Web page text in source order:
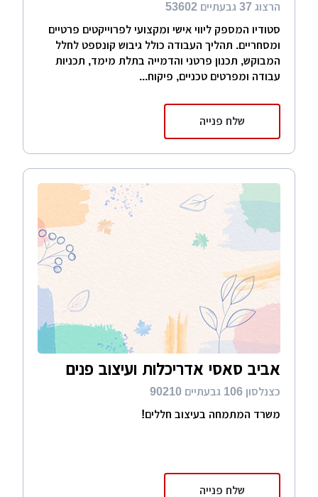
הרצוג 37 גבעתיים 53602
סטודיו המספק ליווי אישי ומקצועי לפרוייקטים פרטיים
ומסחריים. תהליך העבודה כולל גיבוש קונספט לחלל
המבוקש, תכנון פרטני והדמייה בתלת מימד, תכניות
עבודה ומפרטים טכניים, פיקוח...
שלח פנייה
אביב סאסי אדריכלות ועיצוב פנים
כצנלסון 106 גבעתיים 90210
משרד המתמחה בעיצוב חללים!
שלח פנייה